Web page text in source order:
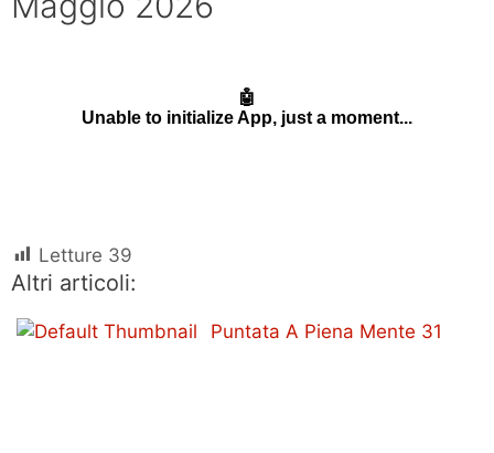
Letture 39
Altri articoli:
Puntata A Piena Mente 31